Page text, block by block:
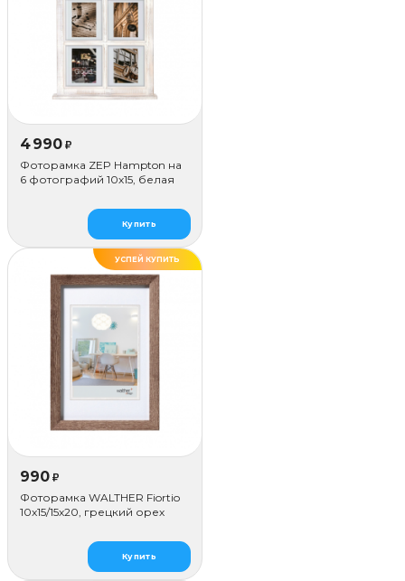
4 990 ₽
Фоторамка ZEP Hampton на
6 фотографий 10х15, белая
Купить
УСПЕЙ КУПИТЬ
990 ₽
Фоторамка WALTHER Fiortio
10x15/15х20, грецкий орех
Купить